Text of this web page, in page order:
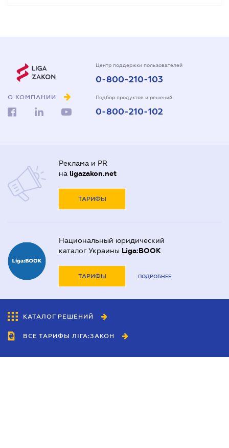
О КОМПАНИИ
Центр поддержки пользователей
0-800-210-103
Подбор продуктов и решений
0-800-210-102
Реклама и PR
на ligazakon.net
ТАРИФЫ
Национальный юридический
каталог Украины Liga:BOOK
ТАРИФЫ ПОДРОБНЕЕ
КАТАЛОГ РЕШЕНИЙ
ВСЕ ТАРИФЫ ЛІГА:ЗАКОН